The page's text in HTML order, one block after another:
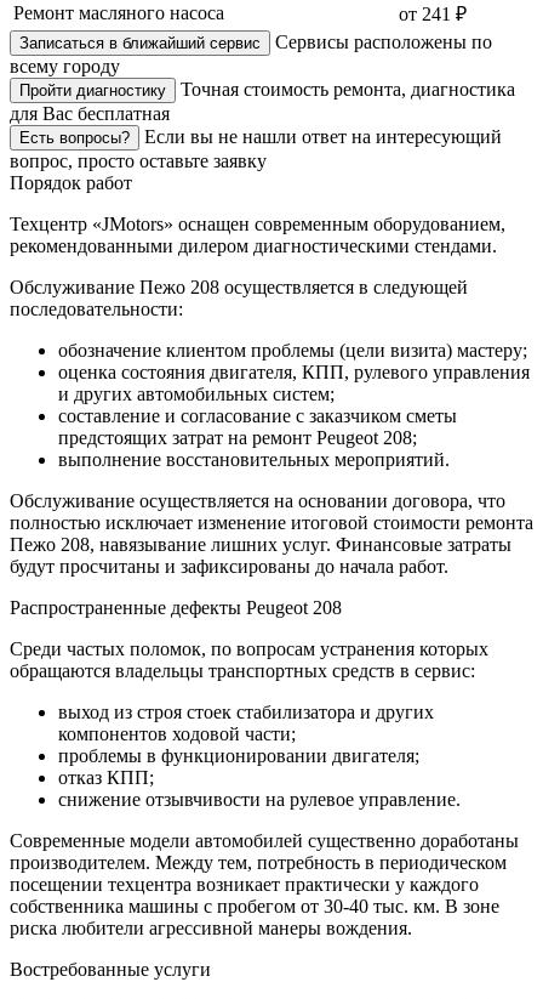
Ремонт масляного насоса
от 241 ₽
Записаться в ближайший сервис
Сервисы расположены по
всему городу
Пройти диагностику
Точная стоимость ремонта, диагностика
для Вас бесплатная
Есть вопросы?
Если вы не нашли ответ на интересующий
вопрос, просто оставьте заявку
Порядок работ
Техцентр «JMotors» оснащен современным оборудованием,
рекомендованными дилером диагностическими стендами.
Обслуживание Пежо 208 осуществляется в следующей
последовательности:
обозначение клиентом проблемы (цели визита) мастеру;
оценка состояния двигателя, КПП, рулевого управления
и других автомобильных систем;
составление и согласование с заказчиком сметы
предстоящих затрат на ремонт Peugeot 208;
выполнение восстановительных мероприятий.
Обслуживание осуществляется на основании договора, что
полностью исключает изменение итоговой стоимости ремонта
Пежо 208, навязывание лишних услуг. Финансовые затраты
будут просчитаны и зафиксированы до начала работ.
Распространенные дефекты Peugeot 208
Среди частых поломок, по вопросам устранения которых
обращаются владельцы транспортных средств в сервис:
выход из строя стоек стабилизатора и других
компонентов ходовой части;
проблемы в функционировании двигателя;
отказ КПП;
снижение отзывчивости на рулевое управление.
Современные модели автомобилей существенно доработаны
производителем. Между тем, потребность в периодическом
посещении техцентра возникает практически у каждого
собственника машины с пробегом от 30-40 тыс. км. В зоне
риска любители агрессивной манеры вождения.
Востребованные услуги